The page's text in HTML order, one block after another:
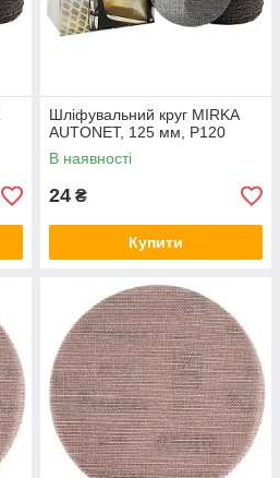
Шліфувальний круг MIRKA
AUTONET, 125 мм, P120
В наявності
24 ₴
Купити